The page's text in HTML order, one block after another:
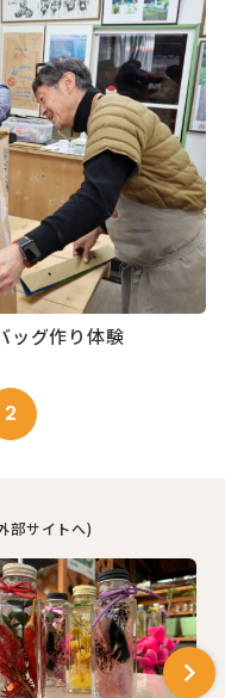
ッグ作り体験
2
部サイトへ)